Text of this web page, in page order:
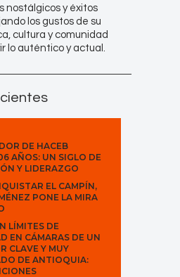
nostálgicos y éxitos
los gustos de su
cultura y comunidad
lo auténtico y actual.
DE HACEB
AÑOS: UN SIGLO DE
Y LIDERAZGO
EL CAMPÍN,
PONE LA MIRA
LÍMITES DE
EN CÁMARAS DE UN
CLAVE Y MUY
DE ANTIOQUIA: